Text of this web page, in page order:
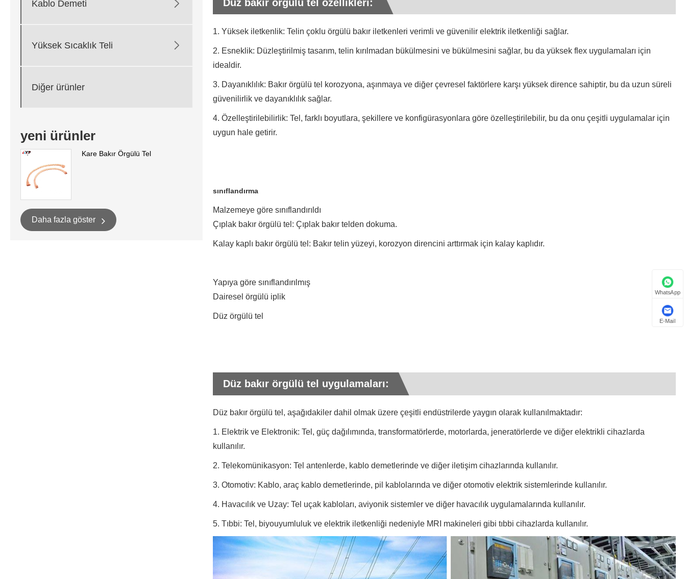
Javanese
Kablo Demeti 
Yüksek Sıcaklık Teli 
Diğer ürünler
yeni ürünler
Kare Bakır Örgülü Tel
Daha fazla göster
Düz bakır örgülü tel özellikleri:
1. Yüksek iletkenlik: Telin çoklu örgülü bakır iletkenleri verimli ve güvenilir elektrik iletkenliği sağlar.
2. Esneklik: Düzleştirilmiş tasarım, telin kırılmadan bükülmesini ve bükülmesini sağlar, bu da yüksek flex uygulamaları için
idealdir.
3. Dayanıklılık: Bakır örgülü tel korozyona, aşınmaya ve diğer çevresel faktörlere karşı yüksek dirence sahiptir, bu da uzun süreli
güvenilirlik ve dayanıklılık sağlar.
4. Özelleştirilebilirlik: Tel, farklı boyutlara, şekillere ve konfigürasyonlara göre özelleştirilebilir, bu da onu çeşitli uygulamalar için
uygun hale getirir.
sınıflandırma
Malzemeye göre sınıflandırıldı
Çıplak bakır örgülü tel: Çıplak bakır telden dokuma.
Kalay kaplı bakır örgülü tel: Bakır telin yüzeyi, korozyon direncini arttırmak için kalay kaplıdır.
Yapıya göre sınıflandırılmış
Dairesel örgülü iplik
Düz örgülü tel
Düz bakır örgülü tel uygulamaları:
Düz bakır örgülü tel, aşağıdakiler dahil olmak üzere çeşitli endüstrilerde yaygın olarak kullanılmaktadır:
1. Elektrik ve Elektronik: Tel, güç dağılımında, transformatörlerde, motorlarda, jeneratörlerde ve diğer elektrikli cihazlarda
kullanılır.
2. Telekomünikasyon: Tel antenlerde, kablo demetlerinde ve diğer iletişim cihazlarında kullanılır.
3. Otomotiv: Kablo, araç kablo demetlerinde, pil kablolarında ve diğer otomotiv elektrik sistemlerinde kullanılır.
4. Havacılık ve Uzay: Tel uçak kabloları, aviyonik sistemler ve diğer havacılık uygulamalarında kullanılır.
5. Tıbbi: Tel, biyouyumluluk ve elektrik iletkenliği nedeniyle MRI makineleri gibi tıbbi cihazlarda kullanılır.
WhatsApp
E-Mail